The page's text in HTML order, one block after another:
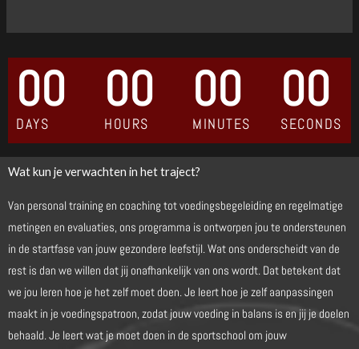
00
DAYS
00
HOURS
00
MINUTES
00
SECONDS
Wat kun je verwachten in het traject?
Van personal training en coaching tot voedingsbegeleiding en regelmatige
metingen en evaluaties, ons programma is ontworpen jou te ondersteunen
in de startfase van jouw gezondere leefstijl.Wat ons onderscheidt van de
rest is dan we willen dat jij onafhankelijk van ons wordt. Dat betekent dat
we jou leren hoe je het zelf moet doen. Je leert hoe je zelf aanpassingen
maakt in je voedingspatroon, zodat jouw voeding in balans is en jij je doelen
behaald. Je leert wat je moet doen in de sportschool om jouw